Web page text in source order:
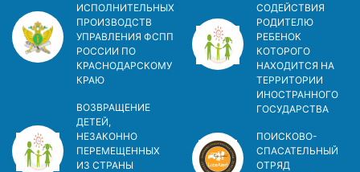
ИСПОЛНИТЕЛЬНЫХ
ПРОИЗВОДСТВ
УПРАВЛЕНИЯ ФСПП
РОССИИ ПО
КРАСНОДАРСКОМУ
КРАЮ
ВОЗВРАЩЕНИЕ
ДЕТЕЙ,
НЕЗАКОННО
ПЕРЕМЕЩЕННЫХ
ИЗ СТРАНЫ
СОДЕЙСТВИЯ
РОДИТЕЛЮ
РЕБЕНОК
КОТОРОГО
НАХОДИТСЯ НА
ТЕРРИТОРИИ
ИНОСТРАННОГО
ГОСУДАРСТВА
ПОИСКОВО-
СПАСАТЕЛЬНЫЙ
ОТРЯД